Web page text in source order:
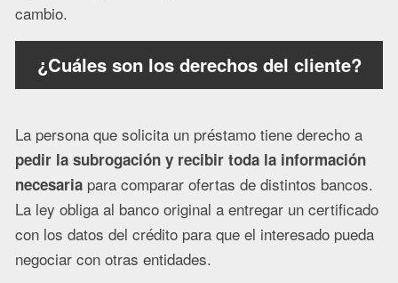
cambio.
¿Cuáles son los derechos del cliente?
La persona que solicita un préstamo tiene derecho a
pedir la subrogación y recibir toda la información
necesaria para comparar ofertas de distintos bancos.
La ley obliga al banco original a entregar un certificado
con los datos del crédito para que el interesado pueda
negociar con otras entidades.